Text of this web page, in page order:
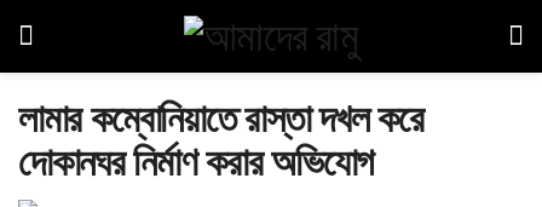
লামার কম্বোনিয়াতে রাস্তা দখল করে
দোকানঘর নির্মাণ করার অভিযোগ